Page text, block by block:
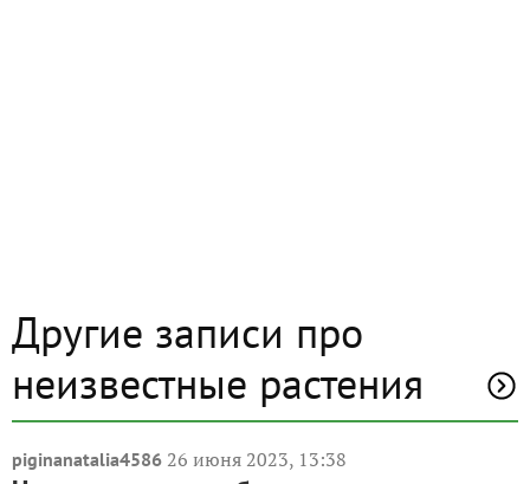
Другие записи про
неизвестные растения
piginanatalia4586 26 июня 2023, 13:38